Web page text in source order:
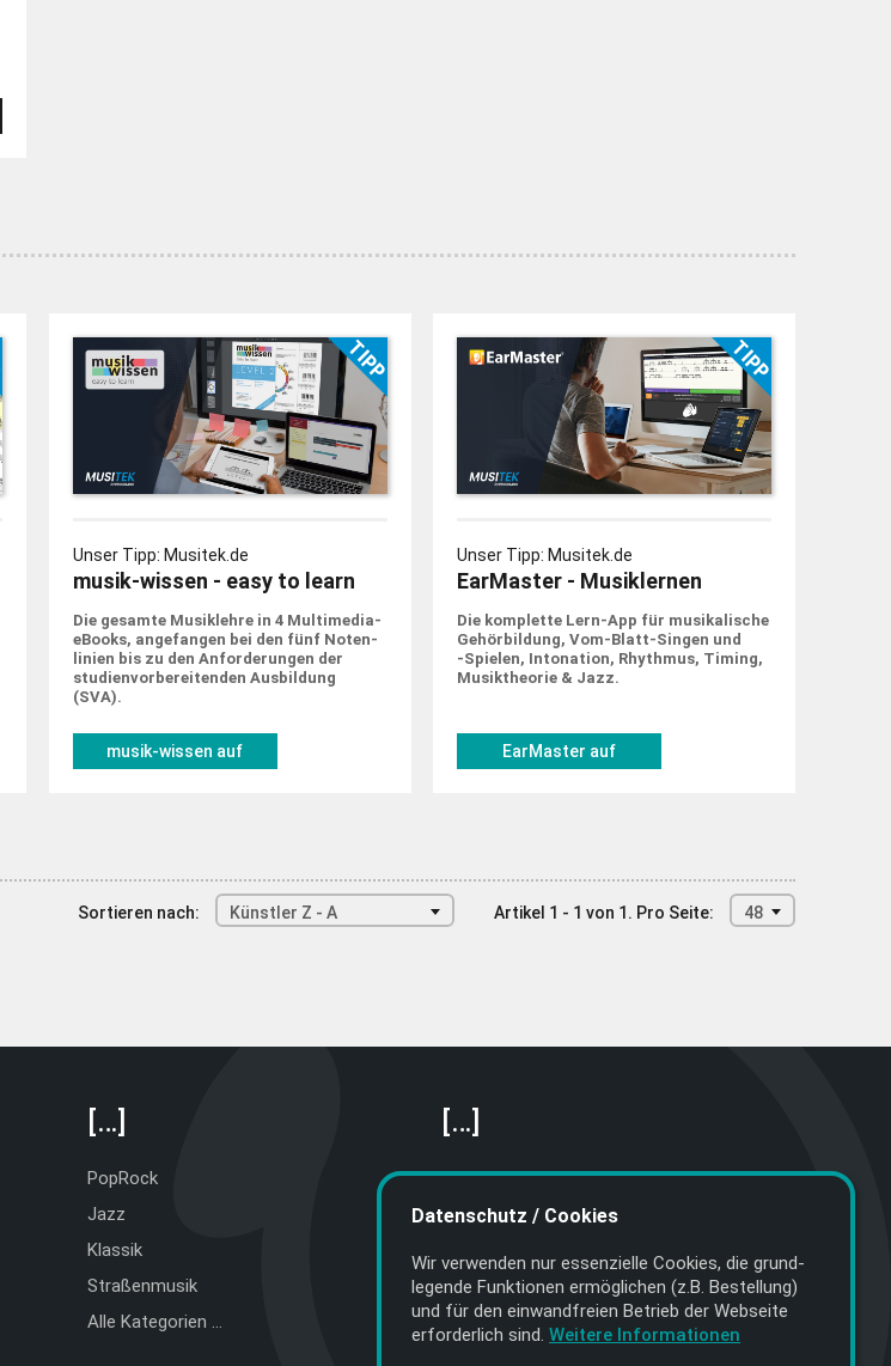
Unser Tipp: Musitek.de
musik-wissen - easy to learn
Die gesamte Musik­lehre in 4 Multimedia-
eBooks, ange­fangen bei den fünf Noten­
linien bis zu den Anforde­rungen der
studien­vorbe­rei­tenden Ausbildung
(SVA).
musik-wissen auf
Unser Tipp: Musitek.de
EarMaster - Musiklernen
Die komplette Lern-App für musi­ka­lische
Gehör­bildung, Vom-Blatt-Singen und
‑Spielen, Into­nation, Rhythmus, Timing,
Musik­theorie & Jazz.
EarMaster auf
Sortieren nach: Künstler Z - A Artikel 1 - 1 von 1. Pro Seite: 48
[…]
PopRock
Jazz
Klassik
Straßenmusik
Alle Kategorien …
[…]
Featured Artists
About getyourmusic
Datenschutz / Cookies
Wir verwenden nur essenzielle Cookies, die grund­
legende Funktionen ermöglichen (z.B. Bestellung)
und für den einwand­freien Betrieb der Webseite
erforderlich sind. Weitere Informationen